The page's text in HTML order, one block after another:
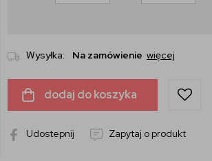
Wysyłka: Na zamówienie więcej
dodaj do koszyka
Udostepnij Zapytaj o produkt